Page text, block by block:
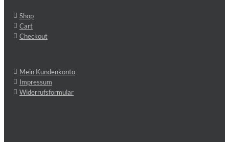
Shop
Cart
Checkout
Mein Kundenkonto
Impressum
Widerrufsformular